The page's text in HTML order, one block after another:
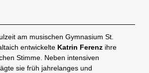
am musischen Gymnasium St.
entwickelte Katrin Ferenz ihre
Stimme. Neben intensiven
sie früh jahrelanges und